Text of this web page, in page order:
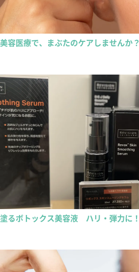
美容医療で、まぶたのケアしませんか？
塗るボトックス美容液 ハリ・弾力に！